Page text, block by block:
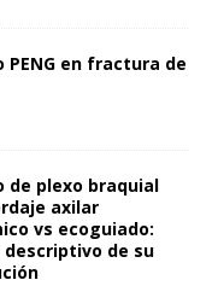
PENG en fractura de
de plexo braquial
axilar
vs ecoguiado:
descriptivo de su